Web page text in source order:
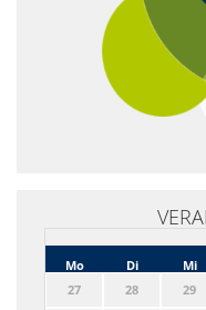
Mo
Di Mi
27
28 29